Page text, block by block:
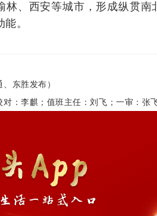
林、西安等城市，形成纵贯南
。
东胜发布）
对：李麒；值班主任：刘飞；一审：张